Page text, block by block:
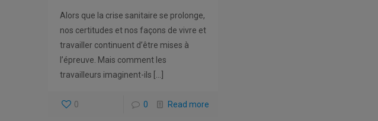
Alors que la crise sanitaire se prolonge,
nos certitudes et nos façons de vivre et
travailler continuent d’être mises à
l’épreuve. Mais comment les
travailleurs imaginent-ils
0 0 Read more